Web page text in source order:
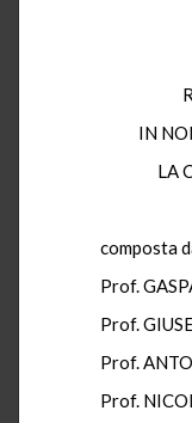
IN
LA
composta
Prof.
Prof.
Prof.
Prof.